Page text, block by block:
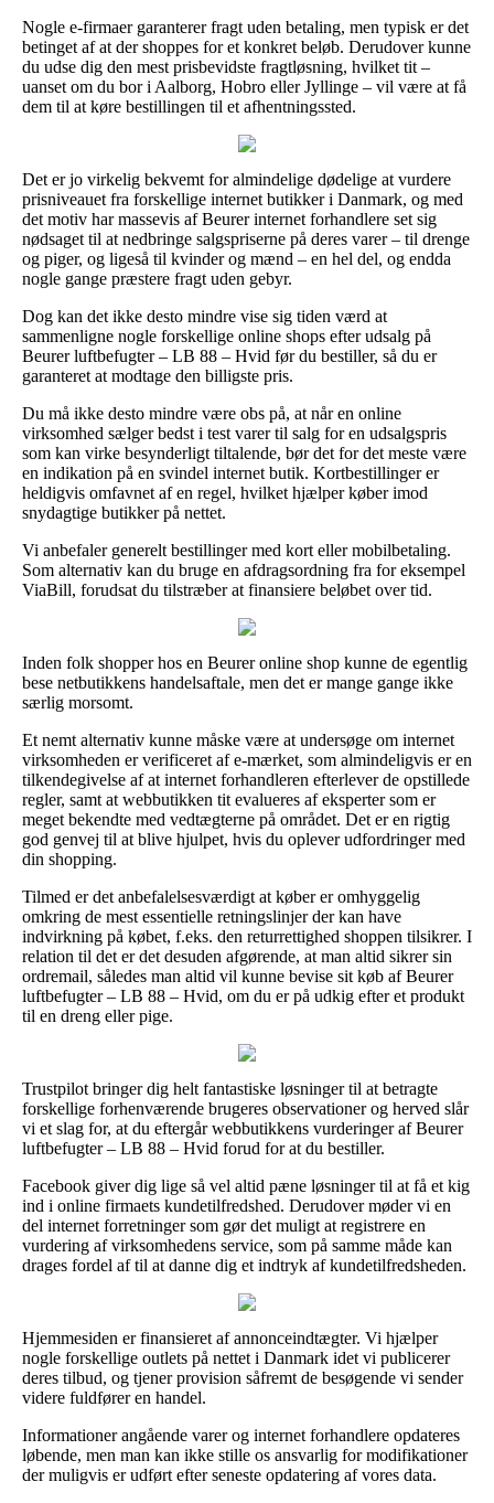
Nogle e-firmaer garanterer fragt uden betaling, men typisk er det
betinget af at der shoppes for et konkret beløb. Derudover kunne
du udse dig den mest prisbevidste fragtløsning, hvilket tit –
uanset om du bor i Aalborg, Hobro eller Jyllinge – vil være at få
dem til at køre bestillingen til et afhentningssted.
Det er jo virkelig bekvemt for almindelige dødelige at vurdere
prisniveauet fra forskellige internet butikker i Danmark, og med
det motiv har massevis af Beurer internet forhandlere set sig
nødsaget til at nedbringe salgspriserne på deres varer – til drenge
og piger, og ligeså til kvinder og mænd – en hel del, og endda
nogle gange præstere fragt uden gebyr.
Dog kan det ikke desto mindre vise sig tiden værd at
sammenligne nogle forskellige online shops efter udsalg på
Beurer luftbefugter – LB 88 – Hvid før du bestiller, så du er
garanteret at modtage den billigste pris.
Du må ikke desto mindre være obs på, at når en online
virksomhed sælger bedst i test varer til salg for en udsalgspris
som kan virke besynderligt tiltalende, bør det for det meste være
en indikation på en svindel internet butik. Kortbestillinger er
heldigvis omfavnet af en regel, hvilket hjælper køber imod
snydagtige butikker på nettet.
Vi anbefaler generelt bestillinger med kort eller mobilbetaling.
Som alternativ kan du bruge en afdragsordning fra for eksempel
ViaBill, forudsat du tilstræber at finansiere beløbet over tid.
Inden folk shopper hos en Beurer online shop kunne de egentlig
bese netbutikkens handelsaftale, men det er mange gange ikke
særlig morsomt.
Et nemt alternativ kunne måske være at undersøge om internet
virksomheden er verificeret af e-mærket, som almindeligvis er en
tilkendegivelse af at internet forhandleren efterlever de opstillede
regler, samt at webbutikken tit evalueres af eksperter som er
meget bekendte med vedtægterne på området. Det er en rigtig
god genvej til at blive hjulpet, hvis du oplever udfordringer med
din shopping.
Tilmed er det anbefalelsesværdigt at køber er omhyggelig
omkring de mest essentielle retningslinjer der kan have
indvirkning på købet, f.eks. den returrettighed shoppen tilsikrer. I
relation til det er det desuden afgørende, at man altid sikrer sin
ordremail, således man altid vil kunne bevise sit køb af Beurer
luftbefugter – LB 88 – Hvid, om du er på udkig efter et produkt
til en dreng eller pige.
Trustpilot bringer dig helt fantastiske løsninger til at betragte
forskellige forhenværende brugeres observationer og herved slår
vi et slag for, at du eftergår webbutikkens vurderinger af Beurer
luftbefugter – LB 88 – Hvid forud for at du bestiller.
Facebook giver dig lige så vel altid pæne løsninger til at få et kig
ind i online firmaets kundetilfredshed. Derudover møder vi en
del internet forretninger som gør det muligt at registrere en
vurdering af virksomhedens service, som på samme måde kan
drages fordel af til at danne dig et indtryk af kundetilfredsheden.
Hjemmesiden er finansieret af annonceindtægter. Vi hjælper
nogle forskellige outlets på nettet i Danmark idet vi publicerer
deres tilbud, og tjener provision såfremt de besøgende vi sender
videre fuldfører en handel.
Informationer angående varer og internet forhandlere opdateres
løbende, men man kan ikke stille os ansvarlig for modifikationer
der muligvis er udført efter seneste opdatering af vores data.